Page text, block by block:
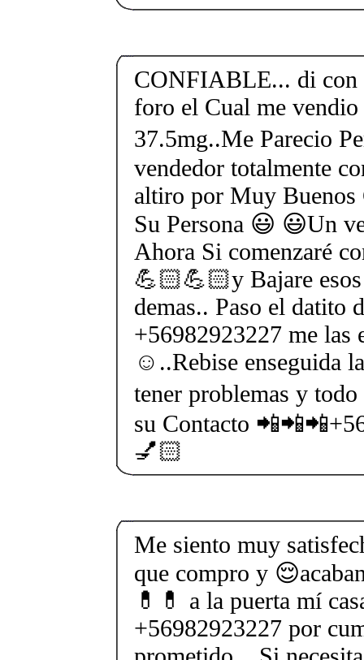
CONFIABLE... di con
foro el Cual me vendio
37.5mg..Me Parecio
vendedor totalmente
altiro por Muy Buenos
Su Persona 😃 😃Un
Ahora Si comenzaré
💪🏻💪🏻y Bajare
demas.. Paso el datito
+56982923227 me
☺..Rebise enseguida
tener problemas y todo
su Contacto
💅🏻
Me siento muy
que compro y
💊💊 a la puerta mí
+56982923227 por